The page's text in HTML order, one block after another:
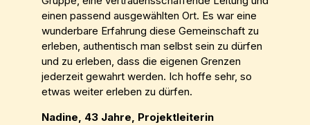
einen passend ausgewählten Ort. Es war eine
wunderbare Erfahrung diese Gemeinschaft zu
erleben, authentisch man selbst sein zu dürfen
und zu erleben, dass die eigenen Grenzen
jederzeit gewahrt werden. Ich hoffe sehr, so
etwas weiter erleben zu dürfen.
Nadine, 43 Jahre, Projektleiterin